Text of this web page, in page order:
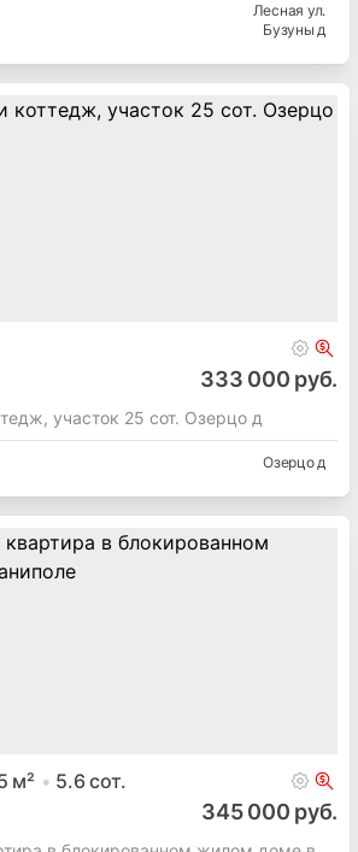
Лесная ул.
Бузуны д
333 000 руб.
участок 25 сот. Озерцо д
Озерцо д
м² 5.6сот.
345 000 руб.